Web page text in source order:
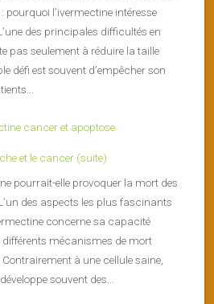
pourquoi l’ivermectine intéresse
des principales difficultés en
pas seulement à réduire la taille
défi est souvent d’empêcher son
et le cancer (suite)
pourrait-elle provoquer la mort des
des aspects les plus fascinants
concerne sa capacité
différents mécanismes de mort
à une cellule saine,
souvent des...